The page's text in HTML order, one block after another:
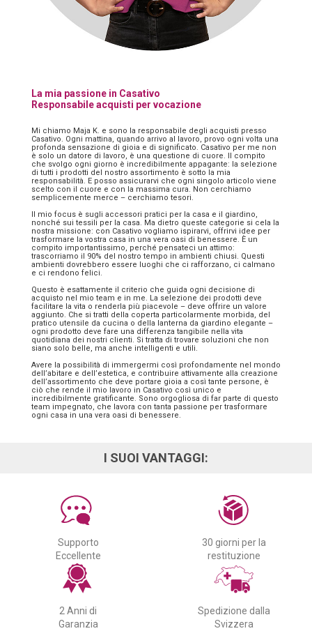
La mia passione in Casativo
Responsabile acquisti per vocazione
Mi chiamo Maja K. e sono la responsabile degli acquisti presso
Casativo. Ogni mattina, quando arrivo al lavoro, provo ogni volta una
profonda sensazione di gioia e di significato. Casativo per me non
è solo un datore di lavoro, è una questione di cuore. Il compito
che svolgo ogni giorno è incredibilmente appagante: la selezione
di tutti i prodotti del nostro assortimento è sotto la mia
responsabilità. E posso assicurarvi che ogni singolo articolo viene
scelto con il cuore e con la massima cura. Non cerchiamo
semplicemente merce – cerchiamo tesori.
Il mio focus è sugli accessori pratici per la casa e il giardino,
nonché sui tessili per la casa. Ma dietro queste categorie si cela la
nostra missione: con Casativo vogliamo ispirarvi, offrirvi idee per
trasformare la vostra casa in una vera oasi di benessere. È un
compito importantissimo, perché pensateci un attimo:
trascorriamo il 90% del nostro tempo in ambienti chiusi. Questi
ambienti dovrebbero essere luoghi che ci rafforzano, ci calmano
e ci rendono felici.
Questo è esattamente il criterio che guida ogni decisione di
acquisto nel mio team e in me. La selezione dei prodotti deve
facilitare la vita o renderla più piacevole – deve offrire un valore
aggiunto. Che si tratti della coperta particolarmente morbida, del
pratico utensile da cucina o della lanterna da giardino elegante –
ogni prodotto deve fare una differenza tangibile nella vita
quotidiana dei nostri clienti. Si tratta di trovare soluzioni che non
siano solo belle, ma anche intelligenti e utili.
Avere la possibilità di immergermi così profondamente nel mondo
dell’abitare e dell’estetica, e contribuire attivamente alla creazione
dell’assortimento che deve portare gioia a così tante persone, è
ciò che rende il mio lavoro in Casativo così unico e
incredibilmente gratificante. Sono orgogliosa di far parte di questo
team impegnato, che lavora con tanta passione per trasformare
ogni casa in una vera oasi di benessere.
I SUOI VANTAGGI:
Supporto
Eccellente
30 giorni per la
restituzione
2 Anni di
Garanzia
Spedizione dalla
Svizzera